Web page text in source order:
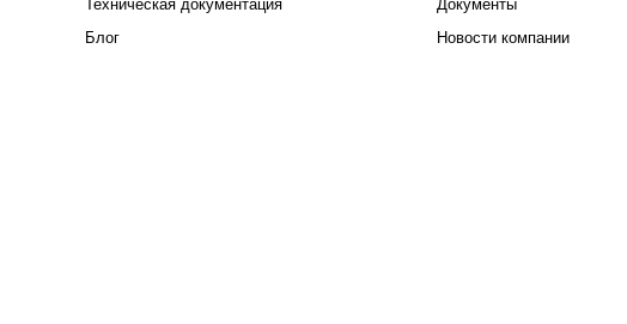
Техническая документация
Блог
Документы
Новости компании